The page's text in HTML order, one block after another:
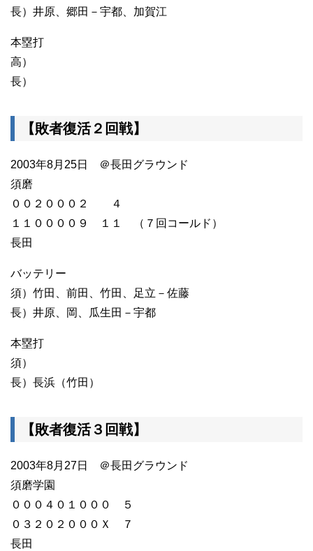
長）井原、郷田－宇都、加賀江
本塁打
高）
長）
【敗者復活２回戦】
2003年8月25日 ＠長田グラウンド
須磨
００２０００２ ４
１１００００９ １１ （７回コールド）
長田
バッテリー
須）竹田、前田、竹田、足立－佐藤
長）井原、岡、瓜生田－宇都
本塁打
須）
長）長浜（竹田）
【敗者復活３回戦】
2003年8月27日 ＠長田グラウンド
須磨学園
０００４０１０００ ５
０３２０２０００Ｘ ７
長田